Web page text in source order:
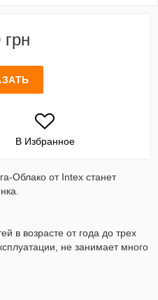
грн
В Избранное
Облако от Intex станет
в возрасте от года до трех
не занимает много